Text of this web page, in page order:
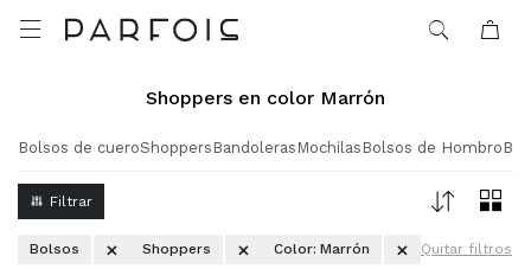

Shoppers en color Marrón
Bolsos de cueroShoppers Bandoleras Mochilas Bolsos de Hombro
Bolsos Shoppers Color: Marrón Quitar filtros